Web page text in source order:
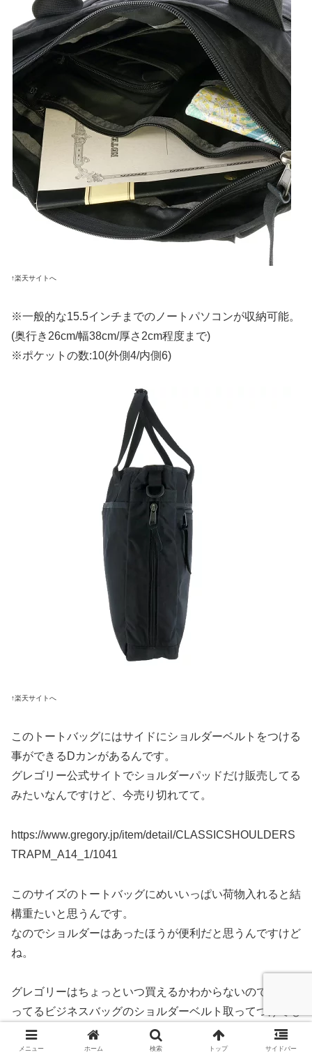
↑楽天サイトへ
※一般的な15.5インチまでのノートパソコンが収納可能。
(奥行き26cm/幅38cm/厚さ2cm程度まで)
※ポケットの数:10(外側4/内側6)
↑楽天サイトへ
このトートバッグにはサイドにショルダーベルトをつける
事ができるDカンがあるんです。
グレゴリー公式サイトでショルダーパッドだけ販売してる
みたいなんですけど、今売り切れてて。
https://www.gregory.jp/item/detail/CLASSICSHOULDERS
TRAPM_A14_1/1041
このサイズのトートバッグにめいいっぱい荷物入れると結
構重たいと思うんです。
なのでショルダーはあったほうが便利だと思うんですけど
ね。
グレゴリーはちょっといつ買えるかわからないので、今持
ってるビジネスバッグのショルダーベルト取ってつけても
いいでしょうし。
メニュー ホーム 検索 トップ サイドバー